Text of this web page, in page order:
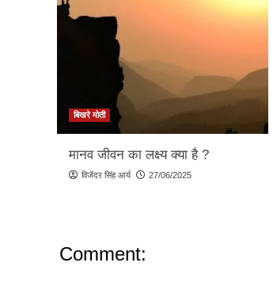
बिखरे मोती
मानव जीवन का लक्ष्य क्या है ?
विजेंदर सिंह आर्य 27/06/2025
Comment: